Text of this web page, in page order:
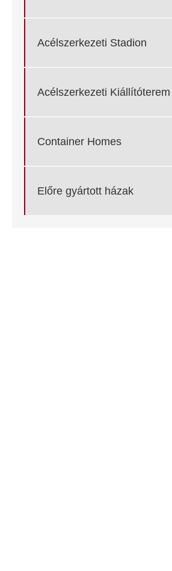
Acélszerkezeti Stadion
Acélszerkezeti Kiállítóterem
Container Homes
Előre gyártott házak